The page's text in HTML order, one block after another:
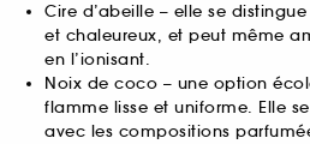
Cire d’abeille – elle se
et chaleureux, et peut même
en l’ionisant.
Noix de coco – une option
flamme lisse et uniforme. Elle
avec les compositions